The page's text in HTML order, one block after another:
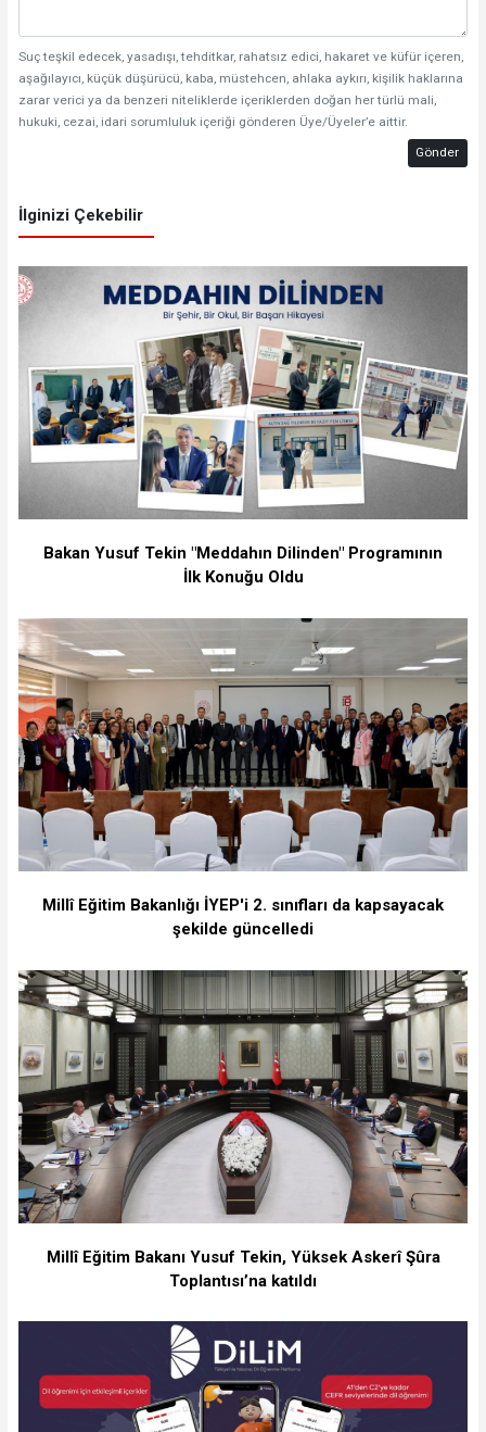
Suç teşkil edecek, yasadışı, tehditkar, rahatsız edici, hakaret ve küfür içeren,
aşağılayıcı, küçük düşürücü, kaba, müstehcen, ahlaka aykırı, kişilik haklarına
zarar verici ya da benzeri niteliklerde içeriklerden doğan her türlü mali,
hukuki, cezai, idari sorumluluk içeriği gönderen Üye/Üyeler’e aittir.
Gönder
İlginizi Çekebilir
Bakan Yusuf Tekin "Meddahın Dilinden" Programının
İlk Konuğu Oldu
Millî Eğitim Bakanlığı İYEP'i 2. sınıfları da kapsayacak
şekilde güncelledi
Millî Eğitim Bakanı Yusuf Tekin, Yüksek Askerî Şûra
Toplantısı’na katıldı